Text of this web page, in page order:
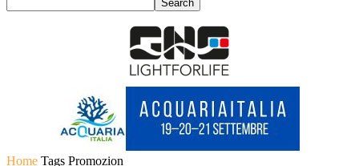
Home Tags Promozion